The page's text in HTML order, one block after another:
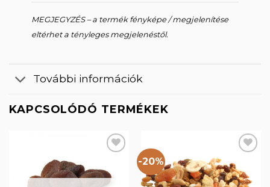
MEGJEGYZÉS – a termék fényképe / megjelenítése
eltérhet a tényleges megjelenéstől.
További információk
KAPCSOLÓDÓ TERMÉKEK
Kedvencekhez
-20%
Kedvencekhez